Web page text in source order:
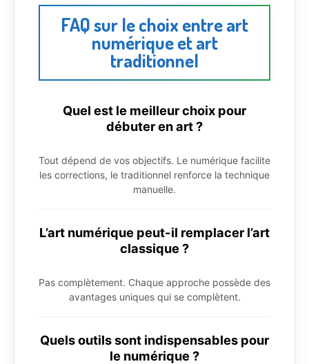
FAQ sur le choix entre art
numérique et art
traditionnel
Quel est le meilleur choix pour
débuter en art ?
Tout dépend de vos objectifs. Le numérique facilite
les corrections, le traditionnel renforce la technique
manuelle.
L’art numérique peut-il remplacer l’art
classique ?
Pas complètement. Chaque approche possède des
avantages uniques qui se complètent.
Quels outils sont indispensables pour
le numérique ?